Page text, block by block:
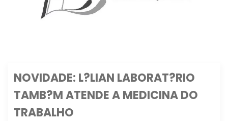
NOVIDADE: L?LIAN LABORAT?RIO
TAMB?M ATENDE A MEDICINA DO
TRABALHO